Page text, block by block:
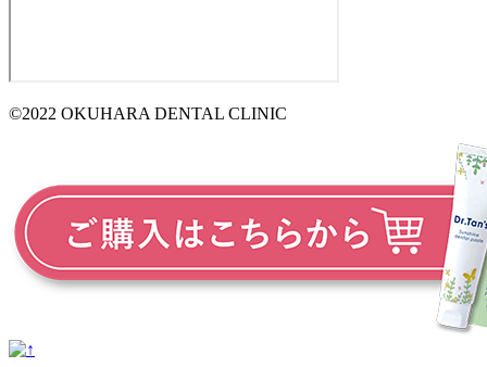
©2022 OKUHARA DENTAL CLINIC